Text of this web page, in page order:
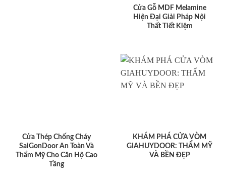
Cửa Gỗ MDF Melamine
Hiện Đại Giải Pháp Nội
Thất Tiết Kiệm
Cửa Thép Chống Cháy
SaiGonDoor An Toàn Và
Thẩm Mỹ Cho Căn Hộ Cao
Tầng
KHÁM PHÁ CỬA VÒM
GIAHUYDOOR: THẨM MỸ
VÀ BỀN ĐẸP